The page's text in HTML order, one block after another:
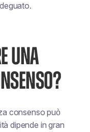
UNA
consenso può
dipende in gran